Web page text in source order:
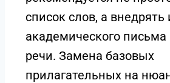
список слов, а внедрять
академического письма
речи. Замена базовых
прилагательных на